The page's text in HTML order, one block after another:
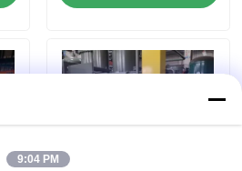
hoge Zuiverheidsstikstof
9:04 PM